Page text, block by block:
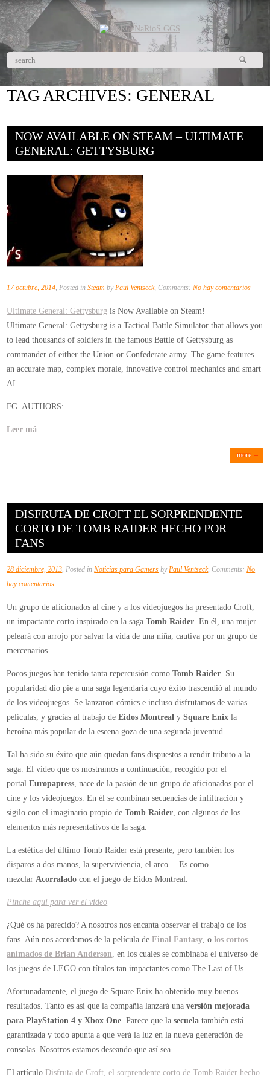
TAG ARCHIVES: GENERAL
NOW AVAILABLE ON STEAM – ULTIMATE
GENERAL: GETTYSBURG
17 octubre, 2014 , Posted inSteam by Paul Ventseck, Comments: No hay comentariosen
on
–
Ultimate General: Gettysburg is Now Available on Steam!
Ultimate General: Gettysburg is a Tactical Battle Simulator that allows you
to lead thousands of soldiers in the famous Battle of Gettysburg as
commander of either the Union or Confederate army. The game features
an accurate map, complex morale, innovative control mechanics and smart
AI.
FG_AUTHORS:
Leer má
more
DISFRUTA DE CROFT EL SORPRENDENTE
CORTO DE TOMB RAIDER HECHO POR
FANS
28 diciembre, 2013 , Posted in Noticias para Gamers by Paul Ventseck, Comments: No
hay comentariosen
de
Croft
el
corto
de
Tomb
Raider
hecho
fans
Un grupo de aficionados al cine y a los videojuegos ha presentado Croft,
un impactante corto inspirado en la sagaTomb Raider . En él, una mujer
peleará con arrojo por salvar la vida de una niña, cautiva por un grupo de
mercenarios.
Pocos juegos han tenido tanta repercusión como Tomb Raider . Su
popularidad dio pie a una saga legendaria cuyo éxito trascendió al mundo
de los videojuegos. Se lanzaron cómics e incluso disfrutamos de varias
películas, y gracias al trabajo deEidos Montreal ySquare Enix la
heroína más popular de la escena goza de una segunda juventud.
Tal ha sido su éxito que aún quedan fans dispuestos a rendir tributo a la
saga. El vídeo que os mostramos a continuación, recogido por el
portalEuropapress , nace de la pasión de un grupo de aficionados por el
cine y los videojuegos. En él se combinan secuencias de infiltración y
sigilo con el imaginario propio deTomb Raider , con algunos de los
elementos más representativos de la saga.
La estética del último Tomb Raider está presente, pero también los
disparos a dos manos, la superviviencia, el arco… Es como
mezclar Acorraladocon el juego de Eidos Montreal.
Pinche aquí para ver el vídeo
¿Qué os ha parecido? A nosotros nos encanta observar el trabajo de los
fans. Aún nos acordamos de la película deFinal Fantasy , olos cortos
animados de Brian Anderson , en los cuales se combinaba el universo de
los juegos de LEGO con títulos tan impactantes como The Last of Us.
Afortunadamente, el juego de Square Enix ha obtenido muy buenos
resultados. Tanto es así que la compañía lanzará unaversión mejorada
para PlayStation 4 y Xbox One . Parece que lasecuelatambién está
garantizada y todo apunta a que verá la luz en la nueva generación de
consolas. Nosotros estamos deseando que así sea.
El artículo Disfruta de Croft, el sorprendente corto de Tomb Raider hecho